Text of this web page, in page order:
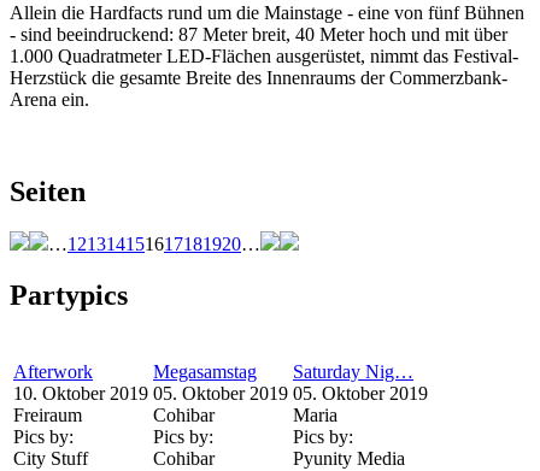
Allein die Hardfacts rund um die Mainstage - eine von fünf Bühnen
- sind beeindruckend: 87 Meter breit, 40 Meter hoch und mit über
1.000 Quadratmeter LED-Flächen ausgerüstet, nimmt das Festival-
Herzstück die gesamte Breite des Innenraums der Commerzbank-
Arena ein.
Seiten
…121314151617181920…
Partypics
Afterwork
10. Oktober 2019
Freiraum
Pics by:
City Stuff
Megasamstag
05. Oktober 2019
Cohibar
Pics by:
Cohibar
Saturday Nig…
05. Oktober 2019
Maria
Pics by:
Pyunity Media